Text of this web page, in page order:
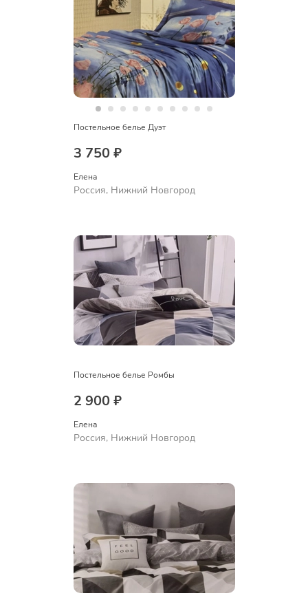
Постельное белье Дуэт
3 750 ₽
Елена
Россия, Нижний Новгород
Постельное белье Ромбы
2 900 ₽
Елена
Россия, Нижний Новгород